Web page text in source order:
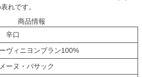
れです。
商品情報
辛口
ヴィニヨンブラン100%
ーヌ・バサック